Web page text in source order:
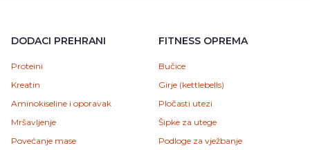
DODACI PREHRANI
Proteini
Kreatin
Aminokiseline i oporavak
Mršavljenje
Povećanje mase
FITNESS OPREMA
Bučice
Girje (kettlebells)
Pločasti utezi
Šipke za utege
Podloge za vježbanje